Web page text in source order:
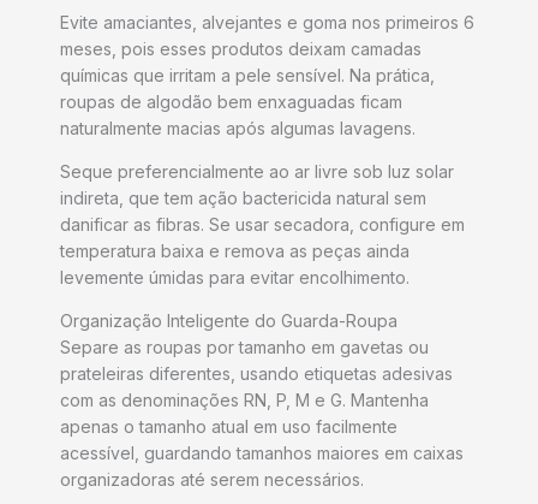
Evite amaciantes, alvejantes e goma nos primeiros 6
meses, pois esses produtos deixam camadas
químicas que irritam a pele sensível. Na prática,
roupas de algodão bem enxaguadas ficam
naturalmente macias após algumas lavagens.
Seque preferencialmente ao ar livre sob luz solar
indireta, que tem ação bactericida natural sem
danificar as fibras. Se usar secadora, configure em
temperatura baixa e remova as peças ainda
levemente úmidas para evitar encolhimento.
Organização Inteligente do Guarda-Roupa
Separe as roupas por tamanho em gavetas ou
prateleiras diferentes, usando etiquetas adesivas
com as denominações RN, P, M e G. Mantenha
apenas o tamanho atual em uso facilmente
acessível, guardando tamanhos maiores em caixas
organizadoras até serem necessários.